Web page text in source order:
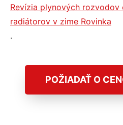
Revízia plynových rozvodov
radiátorov v zime Rovinka
.
POŽIADAŤ O